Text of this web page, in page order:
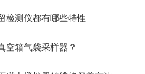
检测仪都有哪些特性
空箱气袋采样器？